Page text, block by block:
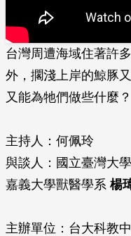
台灣周遭海域住著許
外，擱淺上岸的鯨豚
又能為牠們做些什麼？
主持人：何佩玲
與談人：國立臺灣大
嘉義大學獸醫學系 楊
主辦單位：台大科教